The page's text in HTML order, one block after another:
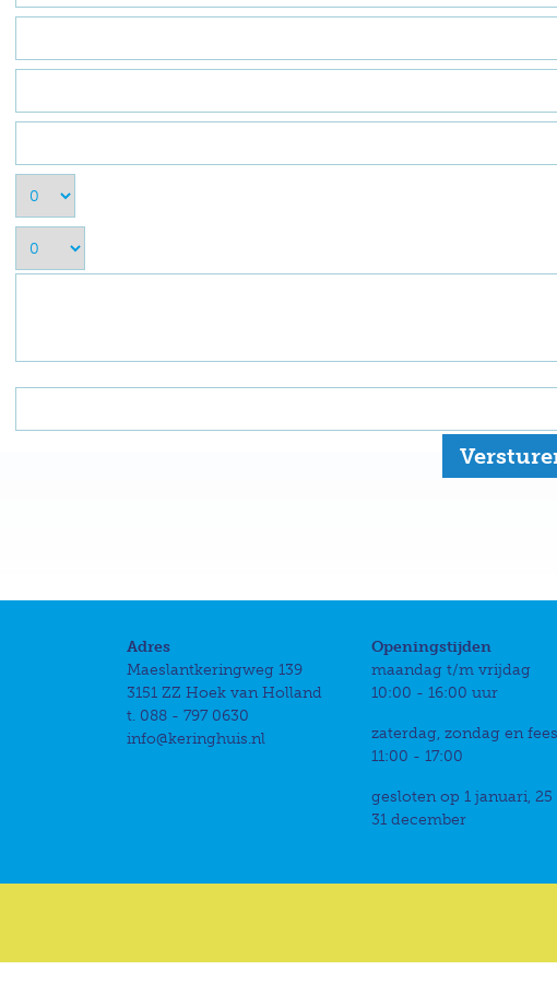
Adres
Maeslantkeringweg 139
3151 ZZ Hoek van Holland
t. 088 - 797 0630
info@keringhuis.nl
Openingstijden
maandag t/m vrijdag
10:00 - 16:00 uur
zaterdag, zondag en
11:00 - 17:00
gesloten op 1 januari,
31 december